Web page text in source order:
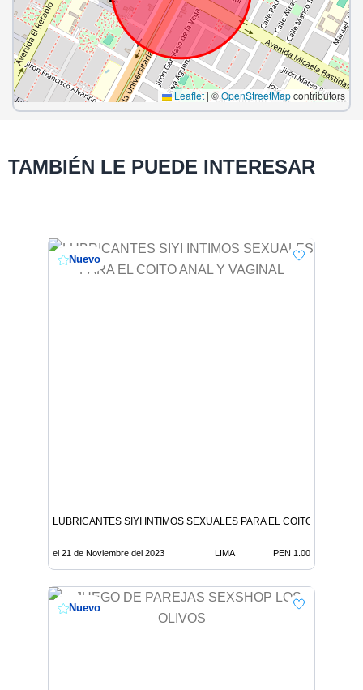
Leaflet | ©OpenStreetMapcontributors
TAMBIÉN LE PUEDE INTERESAR
Nuevo
LUBRICANTES SIYI INTIMOS SEXUALES PARA EL COITO ANAL Y
el 21 de Noviembre del 2023 LIMA PEN 1.00
Nuevo